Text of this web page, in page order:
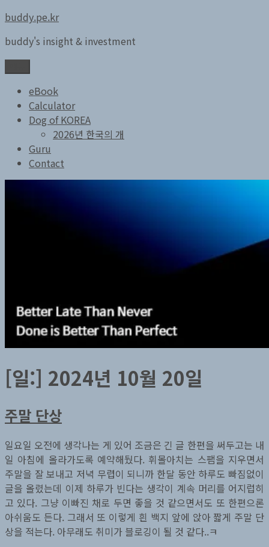
콘
츠
로
바
buddy.pe.kr
buddy's insight & investment
eBook
Calculator
Dog of KOREA
2026년 한국의 개
Guru
Contact
[일:] 2024년 10월 20일
주말 단상
일요일 오전에 생각나는 게 있어 조금은 긴 글 한편을 써두고는 내
일 아침에 올라가도록 예약해뒀다. 휘몰아치는 스팸을 지우면서
주말을 잘 보내고 저녁 무렵이 되니까 한달 동안 하루도 빠짐없이
글을 올렸는데 이제 하루가 빈다는 생각이 계속 머리를 어지럽히
고 있다. 그냥 이빠진 채로 두면 좋을 것 같으면서도 또 한편으론
아쉬움도 든다. 그래서 또 이렇게 흰 백지 앞에 앉아 짧게 주말 단
상을 적는다. 아무래도 취미가 블로깅이 될 것 같다..ㅋ